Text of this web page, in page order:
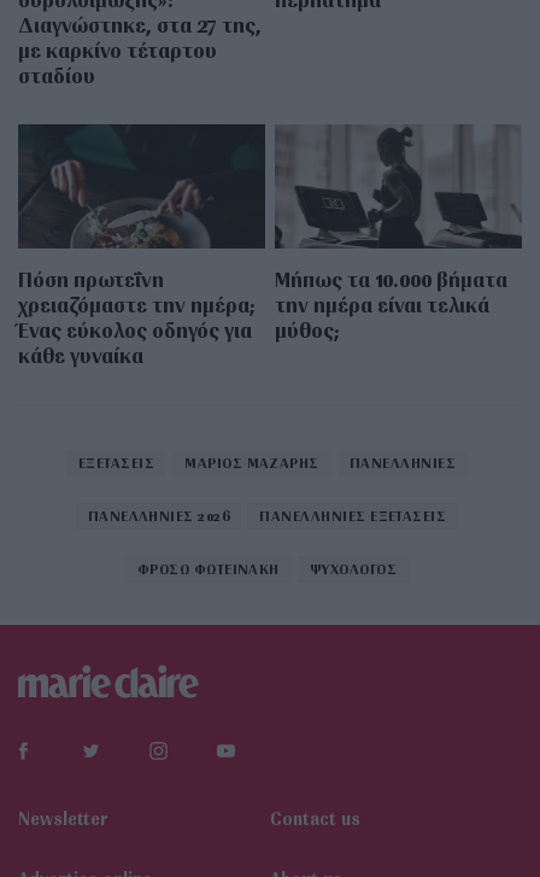
Διαγνώστηκε, στα 27 της,
με καρκίνο τέταρτου
σταδίου
Πόση πρωτεΐνη
χρειαζόμαστε την ημέρα;
Ένας εύκολος οδηγός για
κάθε γυναίκα
Μήπως τα 10.000 βήματα
την ημέρα είναι τελικά
μύθος;
ΕΞΕΤΑΣΕΙΣ ΜΑΡΙΟΣ ΜΑΖΑΡΗΣ ΠΑΝΕΛΛΗΝΙΕΣ
ΠΑΝΕΛΛΗΝΙΕΣ 2026 ΠΑΝΕΛΛΗΝΙΕΣ ΕΞΕΤΑΣΕΙΣ
ΦΡΟΣΩ ΦΩΤΕΙΝΑΚΗ ΨΥΧΟΛΟΓΟΣ
Newsletter Contact us